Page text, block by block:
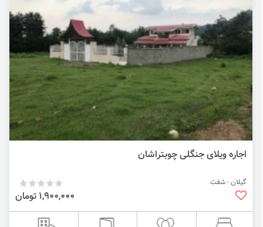
اجاره ویلای جنگلی چوبتراشان
گیلان - شفت
1,900,000 تومان